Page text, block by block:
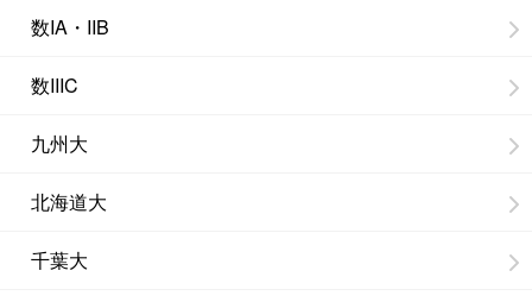
数IA・IIB
数IIIC
九州大
北海道大
千葉大